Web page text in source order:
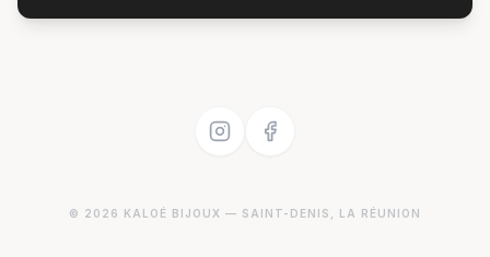
© 2026 KALOÉ BIJOUX — SAINT-DENIS, LA RÉUNION